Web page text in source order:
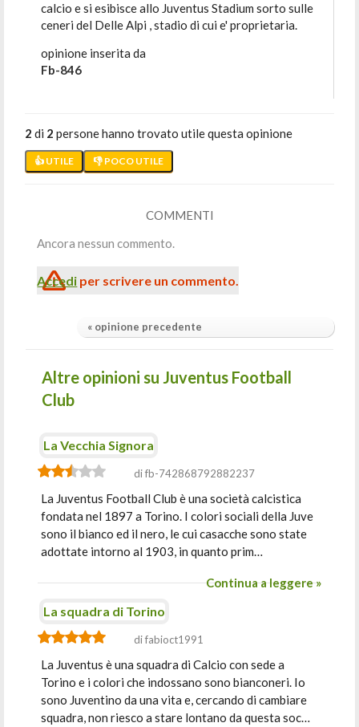
calcio e si esibisce allo Juventus Stadium sorto sulle
ceneri del Delle Alpi , stadio di cui e' proprietaria.
opinione inserita da
Fb-846
2 di 2 persone hanno trovato utile questa opinione
👍 UTILE 👎 POCO UTILE
COMMENTI
Ancora nessun commento.
Accedi per scrivere un commento.
« opinione precedente
Altre opinioni su Juventus Football
Club
La Vecchia Signora
di fb-742868792882237
La Juventus Football Club è una società calcistica
fondata nel 1897 a Torino. I colori sociali della Juve
sono il bianco ed il nero, le cui casacche sono state
adottate intorno al 1903, in quanto prim…
Continua a leggere »
La squadra di Torino
di fabioct1991
La Juventus è una squadra di Calcio con sede a
Torino e i colori che indossano sono bianconeri. Io
sono Juventino da una vita e, cercando di cambiare
squadra, non riesco a stare lontano da questa soc…